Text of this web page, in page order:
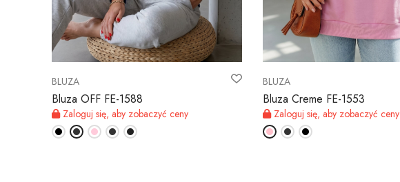
BLUZA
Bluza OFF FE-1588
Zaloguj się, aby zobaczyć ceny
BLUZA
Bluza Creme FE-1553
Zaloguj się, aby zobaczyć ceny